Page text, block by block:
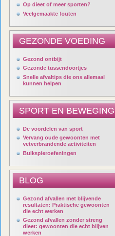
Op dieet of meer sporten?
Veelgemaakte fouten
GEZONDE VOEDING
Gezond ontbijt
Gezonde tussendoortjes
Snelle afvaltips die ons allemaal
kunnen helpen
SPORT EN BEWEGING
De voordelen van sport
Vervang oude gewoonten met
vetverbrandende activiteiten
Buikspieroefeningen
BLOG
Gezond afvallen met blijvende
resultaten: Praktische gewoonten
die echt werken
Gezond afvallen zonder streng
dieet: gewoonten die echt blijven
werken